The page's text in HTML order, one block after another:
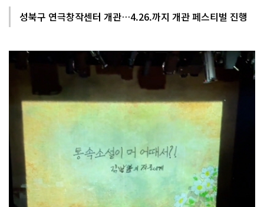
R
L
유
하
크
게
하
기
작
게
하
기
성북구 연극창작센터 개관…4.26.까지 개관 페스티벌 진행